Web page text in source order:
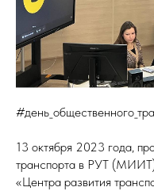
13 октября 2023 года,
транспорта в РУТ
«Центра развития